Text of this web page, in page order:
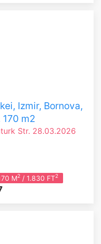
Izmir, Bornova,
170 m2
Str. 28.03.2026
M2/ 1.830 FT2